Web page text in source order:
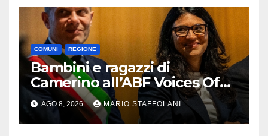
COMUNI REGIONE
Bambini e ragazzi di
Camerino all’ABF Voices Of
Global Gathering, Lucarelli:
“Grazie all’Andrea Bocelli
Foundation”
AGO 8, 2026 MARIO STAFFOLANI